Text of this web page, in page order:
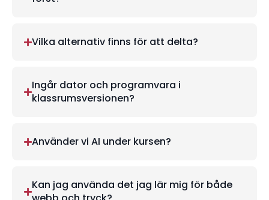
Vilka alternativ finns för att delta?
Ingår dator och programvara i
klassrumsversionen?
Använder vi AI under kursen?
Kan jag använda det jag lär mig för både